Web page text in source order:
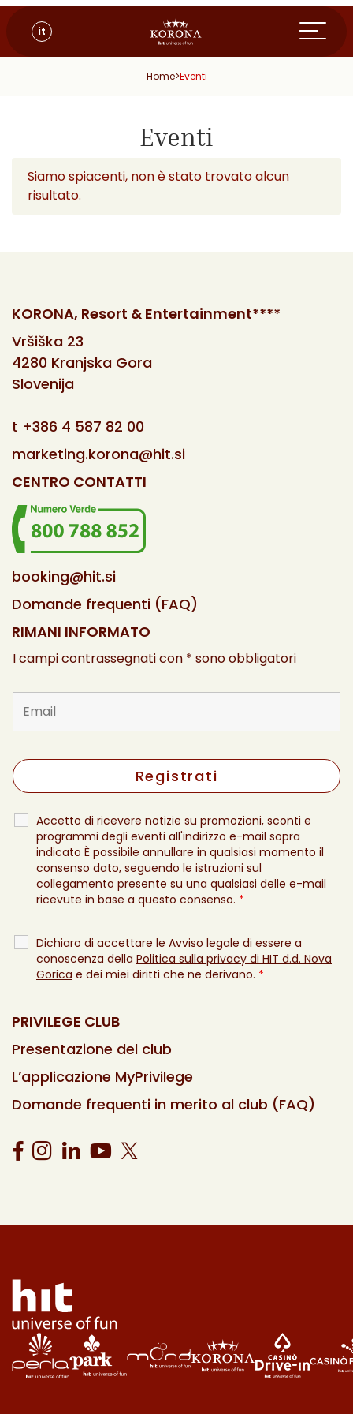
it
Home>Eventi
Eventi
Siamo spiacenti, non è stato trovato alcun
risultato.
KORONA, Resort & Entertainment****
Vršiška 23
4280 Kranjska Gora
Slovenija
t +386 4 587 82 00
marketing.korona@hit.si
CENTRO CONTATTI
booking@hit.si
Domande frequenti (FAQ)
RIMANI INFORMATO
I campi contrassegnati con * sono obbligatori
Accetto di ricevere notizie su promozioni, sconti e
programmi degli eventi all'indirizzo e-mail sopra
indicato È possibile annullare in qualsiasi momento il
consenso dato, seguendo le istruzioni sul
collegamento presente su una qualsiasi delle e-mail
ricevute in base a questo consenso. *
Dichiaro di accettare le Avviso legale di essere a
conoscenza della Politica sulla privacy di HIT d.d. Nova
Gorica e dei miei diritti che ne derivano. *
PRIVILEGE CLUB
Presentazione del club
L’applicazione MyPrivilege
Domande frequenti in merito al club (FAQ)